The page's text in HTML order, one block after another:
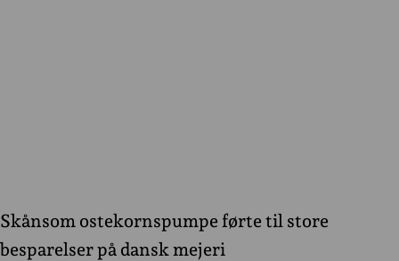
Skånsom ostekornspumpe førte til store
besparelser på dansk mejeri